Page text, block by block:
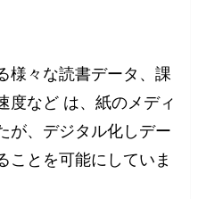
様々な読書データ、課
度など は、紙のメディ
が、デジタル化しデー
ことを可能にしていま